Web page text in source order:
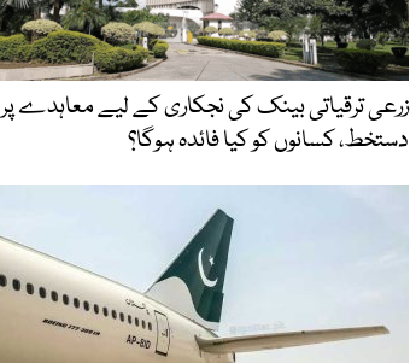
زرعی ترقیاتی بینک کی نجکاری کے لیے معاہدے پر
دستخط، کسانوں کو کیا فائدہ ہوگا؟